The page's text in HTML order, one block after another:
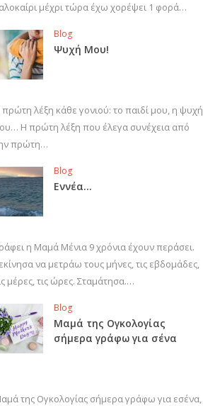
μέχρι τώρα έχω χορέψει 1 φορά…
Blog
Ψυχή Μου!
πρώτη λέξη κάθε γονιού: το παιδί μου, η ψυχή
Η πρώτη λέξη που έλεγα συνέχεια από
πρώτη…
Blog
Εννέα…
η Μαμά Μένια 9 χρόνια έχουν περάσει.
να μετράω τους μήνες, τις εβδομάδες,
μέρες, τις ώρες. Σταμάτησα.…
Blog
Μαμά της Ογκολογίας
σήμερα γράφω για σένα
της Ογκολογίας σήμερα γράφω για εσένα,